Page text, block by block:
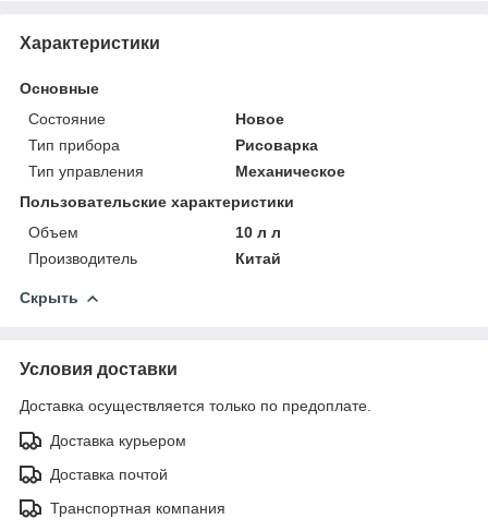
Характеристики
Основные
Состояние
Новое
Тип прибора
Рисоварка
Тип управления
Механическое
Пользовательские характеристики
Объем
10 л л
Производитель
Китай
Скрыть
Условия доставки
Доставка осуществляется только по предоплате.
Доставка курьером
Доставка почтой
Транспортная компания